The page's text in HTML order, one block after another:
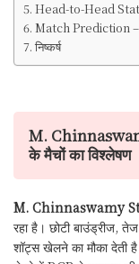
Head-to-Head
Match Prediction –
निष्कर्ष
M.
के मैचों का विश्लेषण
M. Chinnaswamy
रहा है। छोटी बाउंड्रीज,
शॉट्स खेलने का मौका